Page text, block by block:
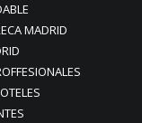
MADRID